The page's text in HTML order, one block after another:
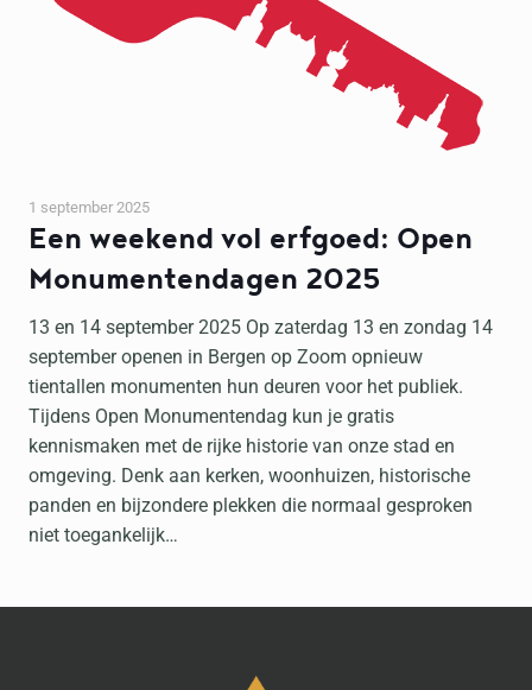
Een weekend vol erfgoed: Open
Monumentendagen 2025
1 september 2025
13 en 14 september 2025 Op zaterdag 13 en zondag 14
september openen in Bergen op Zoom opnieuw
tientallen monumenten hun deuren voor het publiek.
Tijdens Open Monumentendag kun je gratis
kennismaken met de rijke historie van onze stad en
omgeving. Denk aan kerken, woonhuizen, historische
panden en bijzondere plekken die normaal gesproken
niet toegankelijk…